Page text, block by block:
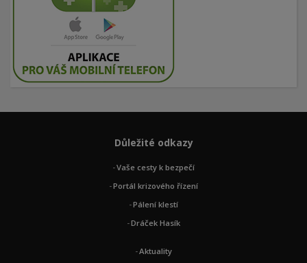
Důležité odkazy
Vaše cesty k bezpečí
Portál krizového řízení
Pálení klestí
Dráček Hasík
Aktuality